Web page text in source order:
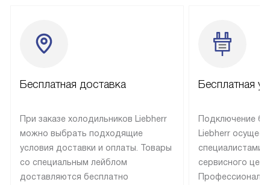
Бесплатная доставка
При заказе холодильников Liebherr
можно выбрать подходящие
условия доставки и оплаты. Товары
со специальным лейблом
доставляются бесплатно
Бесплатная
Подключение
Liebherr
специалистами
сервисного